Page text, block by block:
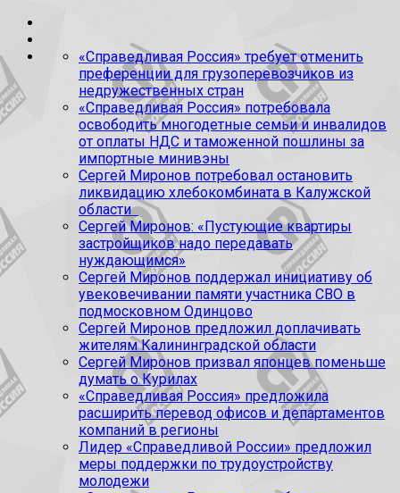
«Справедливая Россия» требует отменить
преференции для грузоперевозчиков из
недружественных стран
«Справедливая Россия» потребовала
освободить многодетные семьи и инвалидов
от оплаты НДС и таможенной пошлины за
импортные минивэны
Сергей Миронов потребовал остановить
ликвидацию хлебокомбината в Калужской
области
Сергей Миронов: «Пустующие квартиры
застройщиков надо передавать
нуждающимся»
Сергей Миронов поддержал инициативу об
увековечивании памяти участника СВО в
подмосковном Одинцово
Сергей Миронов предложил доплачивать
жителям Калининградской области
Сергей Миронов призвал японцев поменьше
думать о Курилах
«Справедливая Россия» предложила
расширить перевод офисов и департаментов
компаний в регионы
Лидер «Справедливой России» предложил
меры поддержки по трудоустройству
молодежи